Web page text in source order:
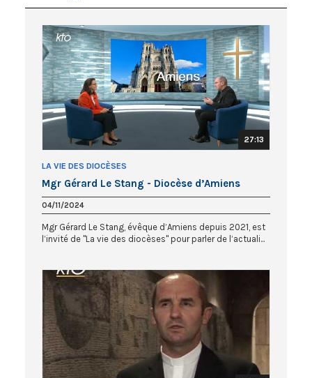
27:13
LA VIE DES DIOCÈSES
Mgr Gérard Le Stang - Diocèse d’Amiens
04/11/2024
Mgr Gérard Le Stang, évêque d’Amiens depuis 2021, est
l’invité de "La vie des diocèses" pour parler de l’actuali...